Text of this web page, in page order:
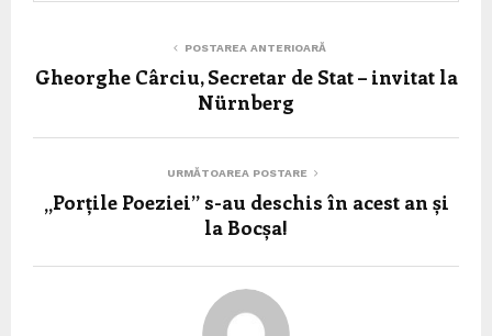
POSTAREA ANTERIOARĂ
Gheorghe Cârciu, Secretar de Stat – invitat la
Nürnberg
URMĂTOAREA POSTARE
„Porțile Poeziei” s-au deschis în acest an și
la Bocșa!